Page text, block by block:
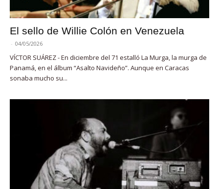
El sello de Willie Colón en Venezuela
- 04/05/2026
VÍCTOR SUÁREZ - En diciembre del 71 estalló La Murga, la murga de
Panamá, en el álbum “Asalto Navideño”. Aunque en Caracas
sonaba mucho su...